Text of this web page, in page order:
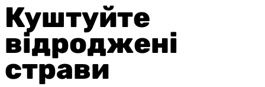
Куштуйте
відроджені
страви